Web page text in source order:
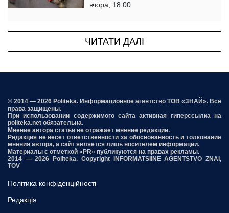
вчора, 18:00
ЧИТАТИ ДАЛІ
© 2014 — 2026 Politeka. Информационное агентство ТОВ «ЗНАЙ». Все
права защищены.
При использовании содержимого сайта активная гиперссылка на
politeka.net обязательна.
Мнение автора статьи не отражает мнение редакции.
Редакция не несет ответственности за обоснованность и толкование
мнения автора, а сайт является лишь носителем информации.
Материалы с отметкой «PR» публикуются на правах рекламы.
2014 — 2026 Politeka. Copyright INFORMATSIINE AGENTSTVO ZNAI,
TOV
Політика конфіденційності
Редакція